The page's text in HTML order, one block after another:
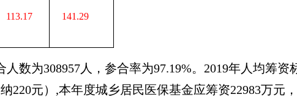
113.17 141.29
人数为308957人，参合率为97.19%。 2019年人均筹资
220元） ,本年度城乡居民医保基金应筹资22983万元